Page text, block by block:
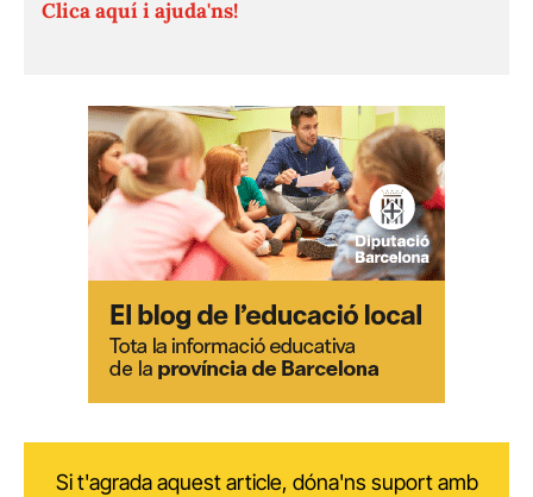
Clica aquí i ajuda'ns!
Si t'agrada aquest article, dóna'ns suport amb